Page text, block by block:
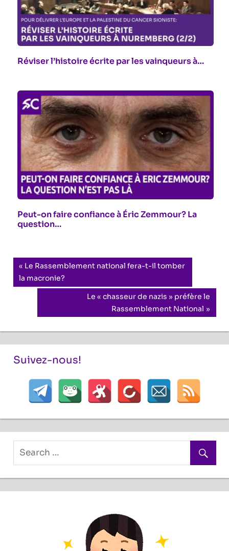
Réviser l’histoire écrite par les vainqueurs à…
Peut-on faire confiance à Éric Zemmour? La
question…
Navigation
de
Previous
Post:
Le Rassemblement national fera-t-il tomber
la macronie?
Next
Le « chasseur de nazis » préfère le
Rassemblement National
Suivez-nous!